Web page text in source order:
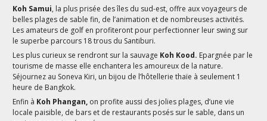
Koh Samui, la plus prisée des îles du sud-est, offre aux voyageurs de
belles plages de sable fin, de l’animation et de nombreuses activités.
Les amateurs de golf en profiteront pour perfectionner leur swing sur
le superbe parcours 18 trous du Santiburi.
Les plus curieux se rendront sur la sauvage Koh Kood. Epargnée par le
tourisme de masse elle enchantera les amoureux de la nature.
Séjournez au Soneva Kiri, un bijou de l’hôtellerie thaïe à seulement 1
heure de Bangkok.
Enfin à Koh Phangan, on profite aussi des jolies plages, d’une vie
locale paisible, de bars et de restaurants posés sur le sable, dans un